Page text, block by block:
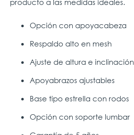
producto a las medidas ideales.
Opción con apoyacabeza
Respaldo alto en mesh
Ajuste de altura e inclinación
Apoyabrazos ajustables
Base tipo estrella con rodos
Opción con soporte lumbar